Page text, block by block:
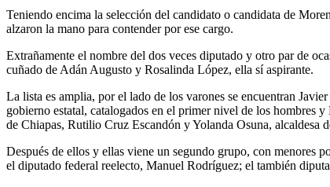
Teniendo encima la selección del candidato o candidata de
alzaron la mano para contender por ese cargo.
Extrañamente el nombre del dos veces diputado y otro par de
cuñado de Adán Augusto y Rosalinda López, ella sí aspirante.
La lista es amplia, por el lado de los varones se encuentran
gobierno estatal, catalogados en el primer nivel de los hombres
de Chiapas, Rutilio Cruz Escandón y Yolanda Osuna, alcaldesa
Después de ellos y ellas viene un segundo grupo, con menores
el diputado federal reelecto, Manuel Rodríguez; el también